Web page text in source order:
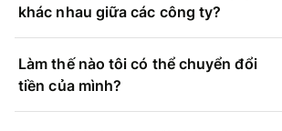
khác nhau giữa các công ty?
Làm thế nào tôi có thể chuyển đổi
tiền của mình?